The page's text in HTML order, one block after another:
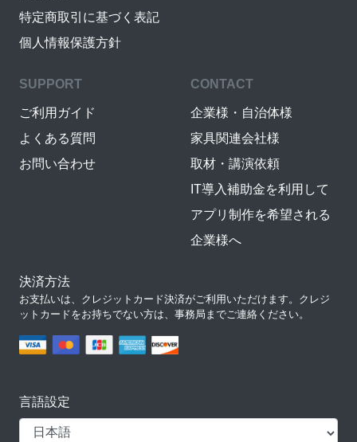
特定商取引に基づく表記
個人情報保護方針
SUPPORT
ご利用ガイド
よくある質問
お問い合わせ
CONTACT
企業様・自治体様
家具関連会社様
取材・講演依頼
IT導入補助金を利用して
アプリ制作を希望される
企業様へ
決済方法
お支払いは、クレジットカード決済がご利用いただけます。クレジ
ットカードをお持ちでない方は、事務局までご連絡ください。
言語設定